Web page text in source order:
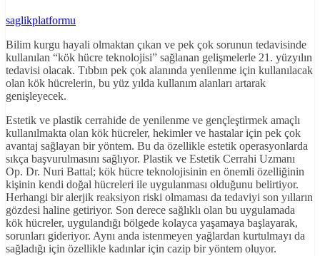
saglikplatformu
Bilim kurgu hayali olmaktan çıkan ve pek çok sorunun tedavisinde
kullanılan “kök hücre teknolojisi” sağlanan gelişmelerle 21. yüzyılın
tedavisi olacak. Tıbbın pek çok alanında yenilenme için kullanılacak
olan kök hücrelerin, bu yüz yılda kullanım alanları artarak
genişleyecek.
Estetik ve plastik cerrahide de yenilenme ve gençleştirmek amaçlı
kullanılmakta olan kök hücreler, hekimler ve hastalar için pek çok
avantaj sağlayan bir yöntem. Bu da özellikle estetik operasyonlarda
sıkça başvurulmasını sağlıyor. Plastik ve Estetik Cerrahi Uzmanı
Op. Dr. Nuri Battal; kök hücre teknolojisinin en önemli özelliğinin
kişinin kendi doğal hücreleri ile uygulanması olduğunu belirtiyor.
Herhangi bir alerjik reaksiyon riski olmaması da tedaviyi son yılların
gözdesi haline getiriyor. Son derece sağlıklı olan bu uygulamada
kök hücreler, uygulandığı bölgede kolayca yaşamaya başlayarak,
sorunları gideriyor. Aynı anda istenmeyen yağlardan kurtulmayı da
sağladığı için özellikle kadınlar için cazip bir yöntem oluyor.